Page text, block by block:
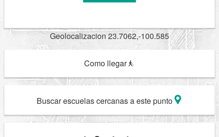
Geolocalizacion 23.7062,-100.585
Como llegar
Buscar escuelas cercanas a este punto